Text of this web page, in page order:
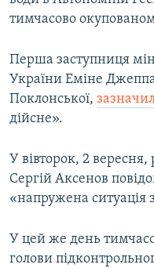
тимчасово
Перша заступниця
України Еміне
Поклонської,
дійсне».
У вівторок, 2
Сергій Аксенов
«напружена ситуація
У цей же день
голови